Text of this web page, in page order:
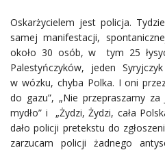
Oskarżycielem jest policja.
samej manifestacji,
około 30 osób, w tym 25
Palestyńczyków, jeden
w wózku, chyba Polka. I oni
do gazu”, „Nie przepraszamy
mydło” i „Żydzi, Żydzi, cała
dało policji pretekstu do
zarzucam policji żadnego